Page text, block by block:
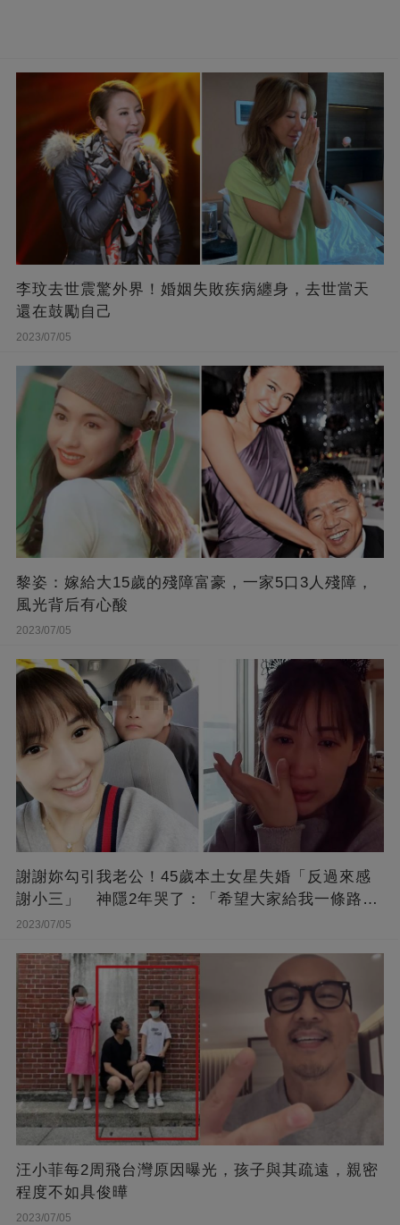
李玟去世震驚外界！婚姻失敗疾病纏身，去世當天
還在鼓勵自己
2023/07/05
黎姿：嫁給大15歲的殘障富豪，一家5口3人殘障，
風光背后有心酸
2023/07/05
謝謝妳勾引我老公！45歲本土女星失婚「反過來感
謝小三」 神隱2年哭了：「希望大家給我一條路
走...」
2023/07/05
汪小菲每2周飛台灣原因曝光，孩子與其疏遠，親密
程度不如具俊曄
2023/07/05